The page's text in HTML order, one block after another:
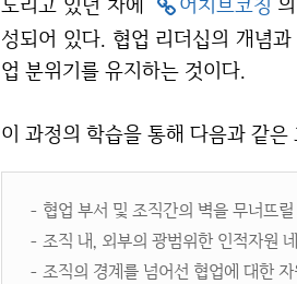
성되어 있다. 협업 리더십의 개념
업 분위기를 유지하는 것이다.
이 과정의 학습을 통해 다음과 같
- 협업 부서 및 조직간의 벽을 무너뜨
- 조직 내, 외부의 광범위한 인적자원
- 조직의 경계를 넘어선 협업에 대한